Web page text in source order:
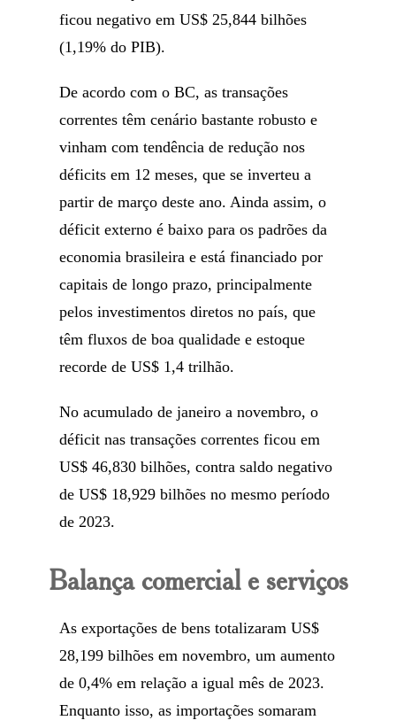
ficou negativo em US$ 25,844 bilhões
(1,19% do PIB).
De acordo com o BC, as transações
correntes têm cenário bastante robusto e
vinham com tendência de redução nos
déficits em 12 meses, que se inverteu a
partir de março deste ano. Ainda assim, o
déficit externo é baixo para os padrões da
economia brasileira e está financiado por
capitais de longo prazo, principalmente
pelos investimentos diretos no país, que
têm fluxos de boa qualidade e estoque
recorde de US$ 1,4 trilhão.
No acumulado de janeiro a novembro, o
déficit nas transações correntes ficou em
US$ 46,830 bilhões, contra saldo negativo
de US$ 18,929 bilhões no mesmo período
de 2023.
Balança comercial e serviços
As exportações de bens totalizaram US$
28,199 bilhões em novembro, um aumento
de 0,4% em relação a igual mês de 2023.
Enquanto isso, as importações somaram